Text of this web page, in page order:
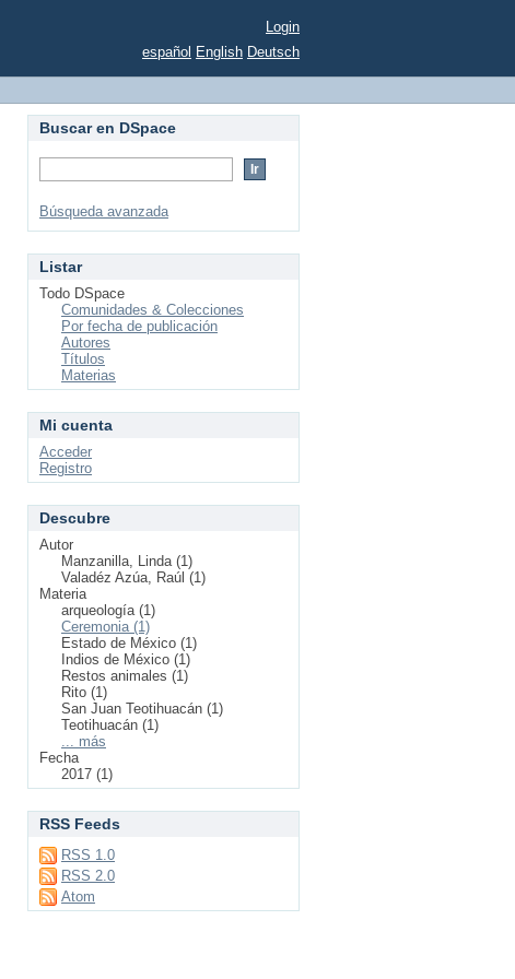
Login
español English Deutsch
Buscar en DSpace
Búsqueda avanzada
Listar
Todo DSpace
Comunidades & Colecciones
Por fecha de publicación
Autores
Títulos
Materias
Mi cuenta
Acceder
Registro
Descubre
Autor
Manzanilla, Linda (1)
Valadéz Azúa, Raúl (1)
Materia
arqueología (1)
Ceremonia (1)
Estado de México (1)
Indios de México (1)
Restos animales (1)
Rito (1)
San Juan Teotihuacán (1)
Teotihuacán (1)
... más
Fecha
2017 (1)
RSS Feeds
RSS 1.0
RSS 2.0
Atom